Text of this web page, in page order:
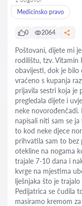
Medicinsko pravo
0 2064
Poštovani, dijete mi
rodilištu, tzv. Vitamin
obavijesti, dok je bilo
vraćeno s kupanja
prijavila sestri koja je
pregledala dijete i
neke
napisali niti sam se
to kod neke djece
prihvatila sam to bez
otekline na nogama
trajale 7-10 dana i
kvrge na mjestima
lješnjaka što je
Pedijatrica se čudila
masiramo kremom